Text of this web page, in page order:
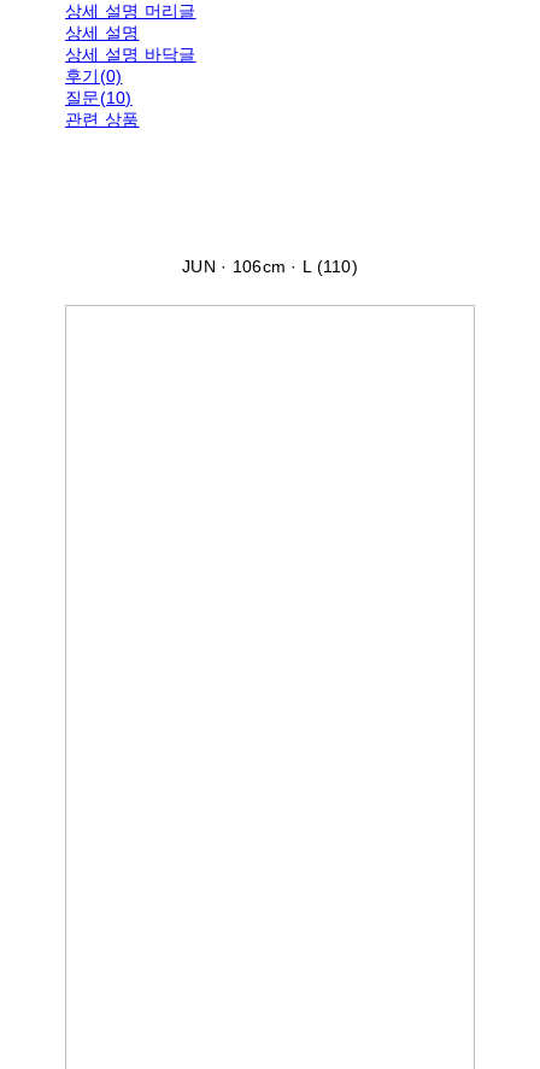
상세 설명 머리글
상세 설명
상세 설명 바닥글
후기(0)
질문(10)
관련 상품
JUN · 106cm · L (110)